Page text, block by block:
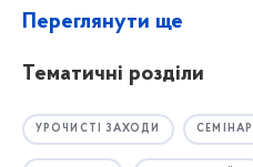
Переглянути ще
Тематичні розділи
УРОЧИСТІ ЗАХОДИ